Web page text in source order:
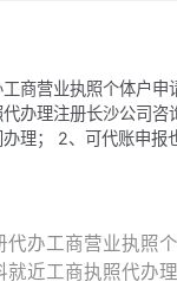
商营业执照个体户申
办理注册长沙公司咨
独办理； 3、
咨询； 6、资料齐全
办工商营业执照
就近工商执照代办